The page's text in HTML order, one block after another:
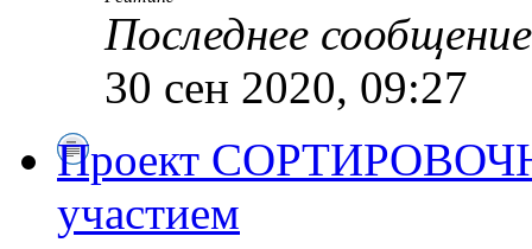
Последнее
30 сен 2020, 09:27
Проект
участием